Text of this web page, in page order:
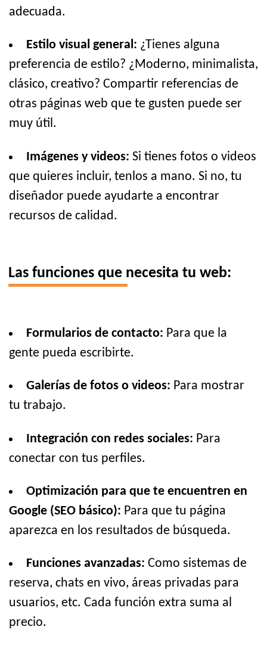
adecuada.
Estilo visual general: ¿Tienes alguna
preferencia de estilo? ¿Moderno, minimalista,
clásico, creativo? Compartir referencias de
otras páginas web que te gusten puede ser
muy útil.
Imágenes y videos: Si tienes fotos o videos
que quieres incluir, tenlos a mano. Si no, tu
diseñador puede ayudarte a encontrar
recursos de calidad.
Las funciones que necesita tu web:
Formularios de contacto: Para que la
gente pueda escribirte.
Galerías de fotos o videos: Para mostrar
tu trabajo.
Integración con redes sociales: Para
conectar con tus perfiles.
Optimización para que te encuentren en
Google (SEO básico): Para que tu página
aparezca en los resultados de búsqueda.
Funciones avanzadas: Como sistemas de
reserva, chats en vivo, áreas privadas para
usuarios, etc. Cada función extra suma al
precio.